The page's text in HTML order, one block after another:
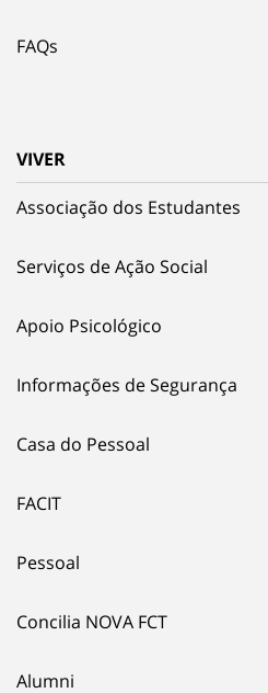
FAQs
VIVER
Associação dos Estudantes
Serviços de Ação Social
Apoio Psicológico
Informações de Segurança
Casa do Pessoal
FACIT
Pessoal
Concilia NOVA FCT
Alumni